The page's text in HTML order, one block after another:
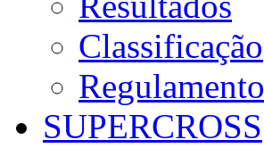
Classificação
Regulamento
SUPERCROSS